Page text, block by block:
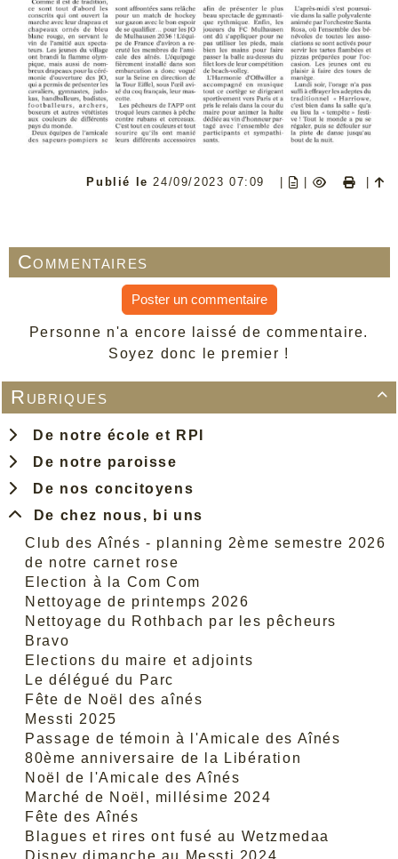

Rubriques
De notre école et RPI
De notre paroisse
De nos concitoyens
De chez nous, bi uns
Club des Aînés - planning 2ème semestre 2026
de notre carnet rose
Election à la Com Com
Nettoyage de printemps 2026
Nettoyage du Rothbach par les pêcheurs
Bravo
Elections du maire et adjoints
Le délégué du Parc
Fête de Noël des aînés
Messti 2025
Passage de témoin à l'Amicale des Aînés
80ème anniversaire de la Libération
Noël de l'Amicale des Aînés
Marché de Noël, millésime 2024
Fête des Aînés
Blagues et rires ont fusé au Wetzmedaa
Publié le24/09/2023 07:09 |
Commentaires
Poster un commentaire
Personne n'a encore laissé de commentaire.
Soyez donc le premier !